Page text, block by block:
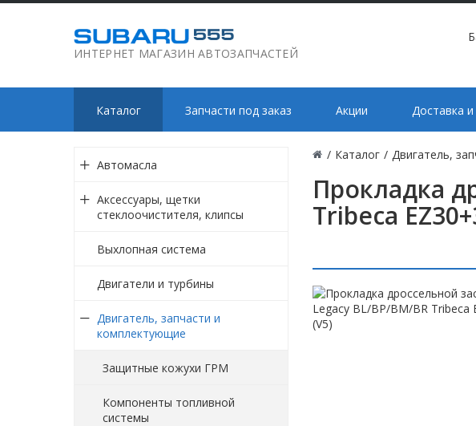
ИНТЕРНЕТ МАГАЗИН АВТОЗАПЧАСТЕЙ
Каталог Запчасти под заказ Акции Доставка
/ Каталог / Двигатель,
Прокладка
Tribeca
Автомасла
Аксессуары, щетки
стеклоочистителя, клипсы
Выхлопная система
Двигатели и турбины
Двигатель, запчасти и
комплектующие
Защитные кожухи ГРМ
Компоненты топливной
системы